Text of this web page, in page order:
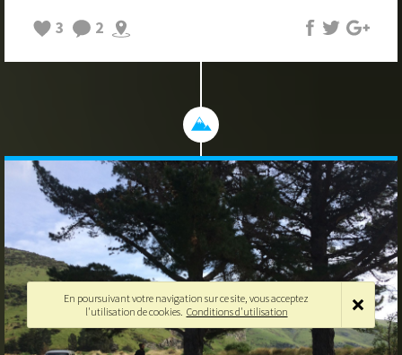
3
2
En poursuivant votre navigation sur ce site, vous acceptez
l'utilisation de cookies. Conditions d'utilisation